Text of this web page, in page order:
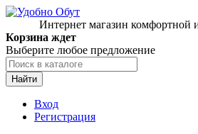
Интернет магазин комфортной
Корзина ждет
Выберите любое предложение
Найти
Вход
Регистрация